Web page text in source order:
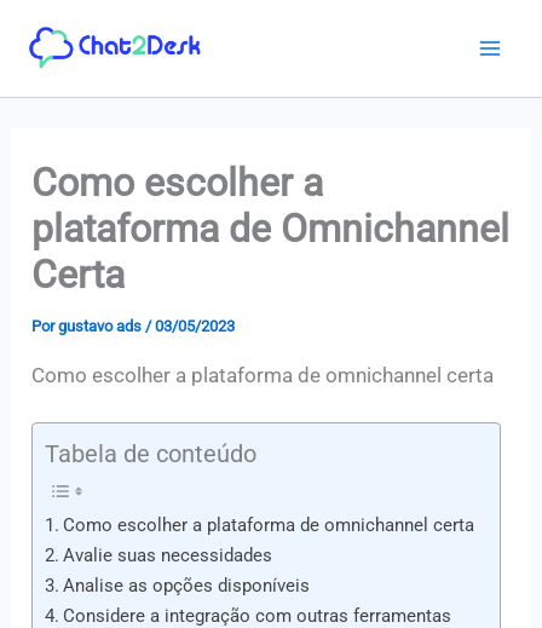
para
Como escolher a
plataforma de Omnichannel
Certa
Porgustavo ads /03/05/2023
Como escolher a plataforma de omnichannel certa
Tabela de conteúdo
Como escolher a plataforma de omnichannel certa
Avalie suas necessidades
Analise as opções disponíveis
Considere a integração com outras ferramentas